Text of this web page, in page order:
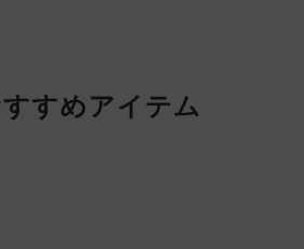
すめアイテム